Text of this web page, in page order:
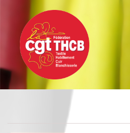
contenu
principal